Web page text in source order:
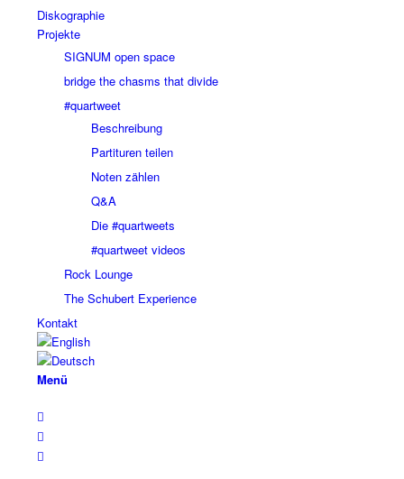
Diskographie
Projekte
SIGNUM open space
bridge the chasms that divide
#quartweet
Beschreibung
Partituren teilen
Noten zählen
Q&A
Die #quartweets
#quartweet videos
Rock Lounge
The Schubert Experience
Kontakt
Menü